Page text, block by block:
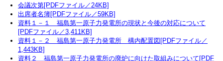
会議次第[PDFファイル／24KB]
出席者名簿[PDFファイル／59KB]
資料１－１ 福島第一原子力発電所の現状と今後の対応について
[PDFファイル／3,411KB]
資料１－２ 福島第一原子力発電所 構内配置図[PDFファイル／
1,443KB]
資料２ 福島第一原子力発電所の廃炉に向けた取組みについて[PDF